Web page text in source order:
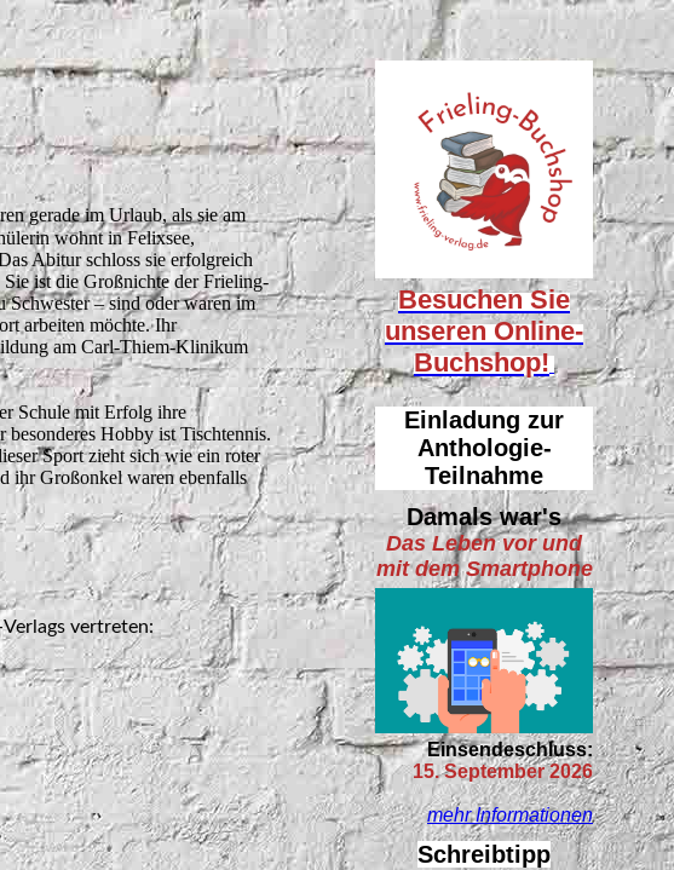
gerade im Urlaub, als sie am
wohnt in Felixsee,
Abitur schloss sie erfolgreich
ist die Großnichte der Frieling-
– sind oder waren im
arbeiten möchte. Ihr
am Carl-Thiem-Klinikum
Schule mit Erfolg ihre
Hobby ist Tischtennis.
Sport zieht sich wie ein roter
ihr Großonkel waren ebenfalls
vertreten:
Besuchen Sie
unserenOnline-
Buchshop!
Einladung zur
Anthologie-
Teilnahme
Damals war's
Das Leben vor und
mit dem Smartphone
Einsendeschluss:
15. September 2026
mehr Informationen
Schreibtipp